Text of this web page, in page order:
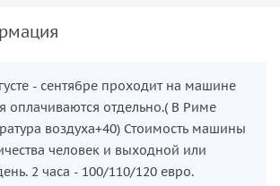
- сентябре проходит на машине
оплачиваются отдельно.( В Риме
воздуха+40) Стоимость машины
человек и выходной или
2 часа - 100/110/120 евро.